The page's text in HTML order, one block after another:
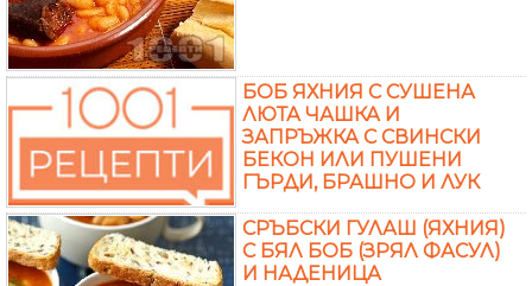
БОБ ЯХНИЯ С СУШЕНА
ЛЮТА ЧАШКА И
ЗАПРЪЖКА С СВИНСКИ
БЕКОН ИЛИ ПУШЕНИ
ГЪРДИ, БРАШНО И ЛУК
СРЪБСКИ ГУЛАШ (ЯХНИЯ)
С БЯЛ БОБ (ЗРЯЛ ФАСУЛ)
И НАДЕНИЦА